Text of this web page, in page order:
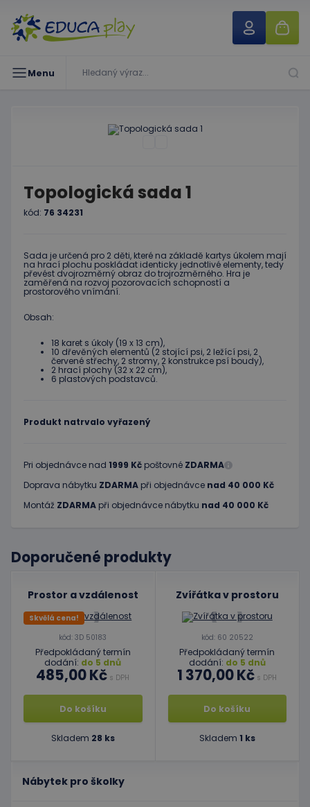
Menu
Nábytek pro školky
Topologická sada 1
kód: 76 34231
Sada je určená pro 2 děti, které na základě kartys úkolem mají
na hrací plochu poskládat identicky jednotlivé elementy, tedy
převést dvojrozměrný obraz do trojrozměrného. Hra je
zaměřená na rozvoj pozorovacích schopností a
prostorového vnímání.
Obsah:
18 karet s úkoly (19 x 13 cm),
10 dřevěných elementů (2 stojící psi, 2 ležící psi, 2
červené střechy, 2 stromy, 2 konstrukce psí boudy),
2 hrací plochy (32 x 22 cm),
6 plastových podstavců.
Produkt natrvalo vyřazený
Pri objednávce nad 1999 Kč poštovné ZDARMA
Doprava nábytku ZDARMA při objednávce nad 40 000 Kč
Montáž ZDARMA při objednávce nábytku nad 40 000 Kč
Doporučené produkty
Prostor a vzdálenost
Skvělá cena!
kód: 3D 50183
Předpokládaný termín
dodání: do 5 dnů
485,00 Kč s DPH
Do košíku
Skladem 28 ks
Zvířátka v prostoru
kód: 60 20522
Předpokládaný termín
dodání: do 5 dnů
1 370,00 Kč s DPH
Do košíku
Skladem 1 ks